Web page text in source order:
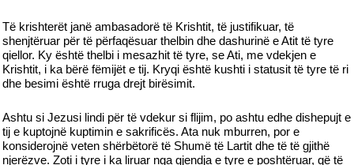
Të krishterët janë ambasadorë të Krishtit, të justifikuar, të
shenjtëruar për të përfaqësuar thelbin dhe dashurinë e Atit të tyre
qiellor. Ky është thelbi i mesazhit të tyre, se Ati, me vdekjen e
Krishtit, i ka bërë fëmijët e tij. Kryqi është kushti i statusit të tyre të ri
dhe besimi është rruga drejt birësimit.
Ashtu si Jezusi lindi për të vdekur si flijim, po ashtu edhe dishepujt e
tij e kuptojnë kuptimin e sakrificës. Ata nuk mburren, por e
konsiderojnë veten shërbëtorë të Shumë të Lartit dhe të të gjithë
njerëzve. Zoti i tyre i ka liruar nga gjendja e tyre e poshtëruar, që të